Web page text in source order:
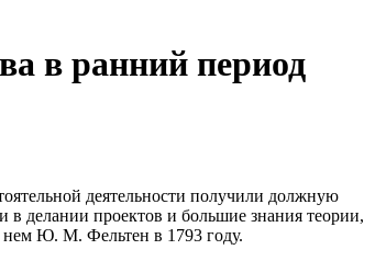
в ранний период
деятельности получили должную
делании проектов и большие знания теории,
нем Ю. М. Фельтен в 1793 году.